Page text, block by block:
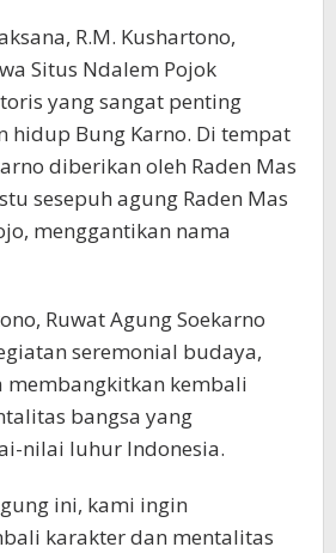
R.M. Kushartono,
Situs Ndalem Pojok
yang sangat penting
hidup Bung Karno. Di tempat
diberikan oleh Raden Mas
sesepuh agung Raden Mas
menggantikan nama
Ruwat Agung Soekarno
seremonial budaya,
membangkitkan kembali
bangsa yang
nilai luhur Indonesia.
ini, kami ingin
karakter dan mentalitas